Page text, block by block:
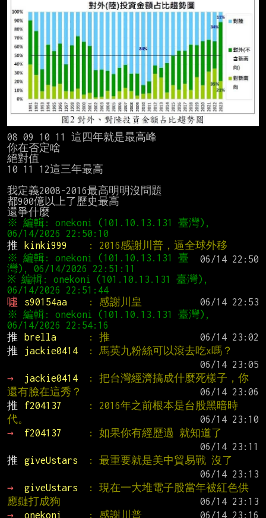
08 09 10 11 這四年就是最高峰
你在否定啥
絕對值
10 11 12這三年最高
我定義2008-2016最高明明沒問題
都900億以上了歷史最高
※ 編輯: onekoni (101.10.13.131 臺灣),
推
kinki999
: 2016感謝川普，逼全球外移
※ 編輯: onekoni (101.10.13.131 臺
※ 編輯: onekoni (101.10.13.131 臺灣),
噓
s90154aa : 感謝川皇
※ 編輯: onekoni (101.10.13.131 臺灣),
推
brella : 推
推
jackie0414
: 馬英九粉絲可以滾去吃x嗎？
→
jackie0414
: 把台灣經濟搞成什麼死樣子，你
還有臉在這秀？
推
f204137
: 2016年之前根本是台股黑暗時
代。
→
f204137
: 如果你有經歷過 就知道了
推
giveUstars
: 最重要就是美中貿易戰 沒了
→
giveUstars
: 現在一大堆電子股當年被紅色供
應鏈打成狗
→
onekoni : 感謝川普